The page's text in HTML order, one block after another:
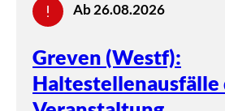
Ab 26.08.2026
Greven (Westf):
Haltestellenausfälle